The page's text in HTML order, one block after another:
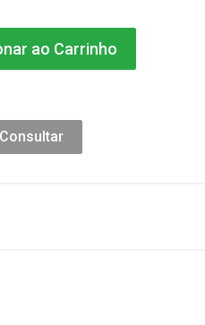
ao Carrinho
Consultar